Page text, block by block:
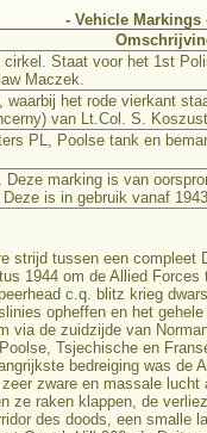
- Vehicle Markings
Staat voor het 1st
Maczek.
het rode vierkant
van Lt.Col. S.
PL, Poolse tank en
. Deze marking is van
is in gebruik vanaf
strijd tussen een
1944 om de Allied
c.q. blitz krieg
opheffen en het
via de zuidzijde van
Tsjechische en
bedreiging was
zware en massale
ze raken klappen, de
des doods, een smalle